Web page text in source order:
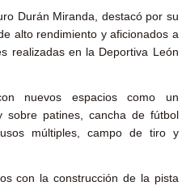
Durán Miranda, destacó por su
alto rendimiento y aficionados a
realizadas en la Deportiva León
nuevos espacios como un
sobre patines, cancha de fútbol
múltiples, campo de tiro y
con la construcción de la pista